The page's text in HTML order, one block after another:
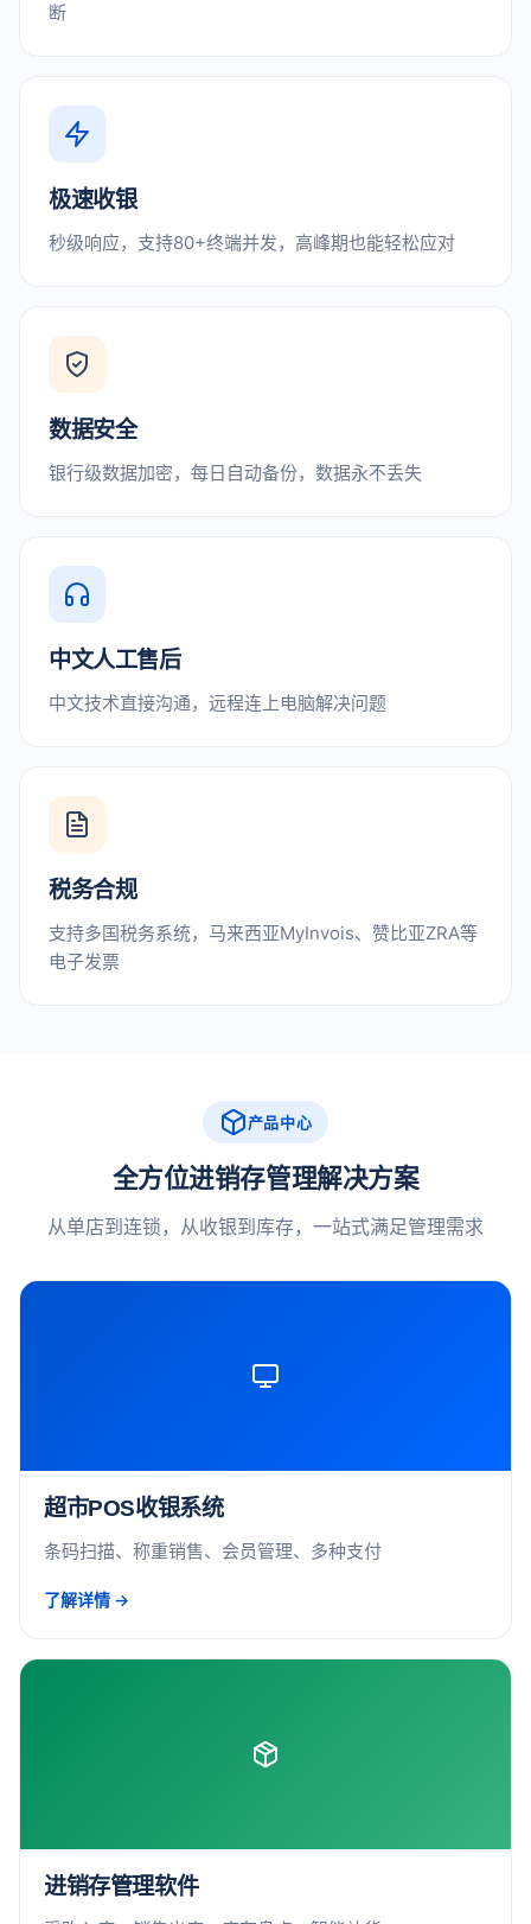
断
极速收银
秒级响应，支持80+终端并发，高峰期也能轻松应对
数据安全
银行级数据加密，每日自动备份，数据永不丢失
中文人工售后
中文技术直接沟通，远程连上电脑解决问题
税务合规
支持多国税务系统，马来西亚MyInvois、赞比亚ZRA等
电子发票
产品中心
全方位进销存管理解决方案
从单店到连锁，从收银到库存，一站式满足管理需求
超市POS收银系统
条码扫描、称重销售、会员管理、多种支付
了解详情 →
进销存管理软件